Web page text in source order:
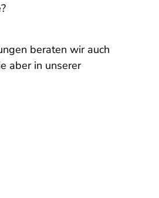
beraten wir auch
aber in unserer